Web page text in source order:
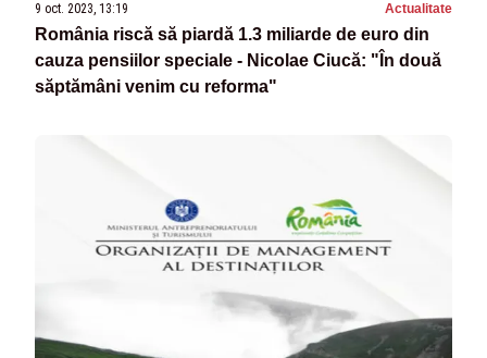
9 oct. 2023, 13:19 Actualitate
România riscă să piardă 1.3 miliarde de euro din
cauza pensiilor speciale - Nicolae Ciucă: "În două
săptămâni venim cu reforma"